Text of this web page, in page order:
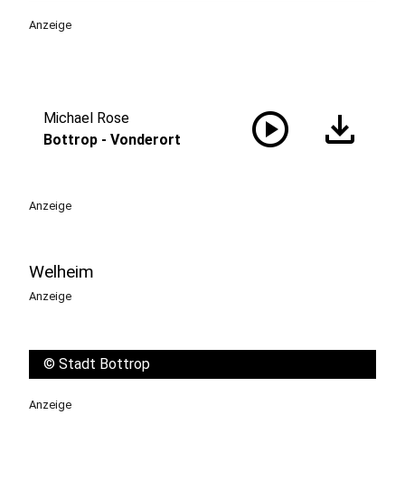
Anzeige
Michael Rose
Bottrop - Vonderort
play_circle download
Anzeige
Welheim
Anzeige
© Stadt Bottrop
Anzeige